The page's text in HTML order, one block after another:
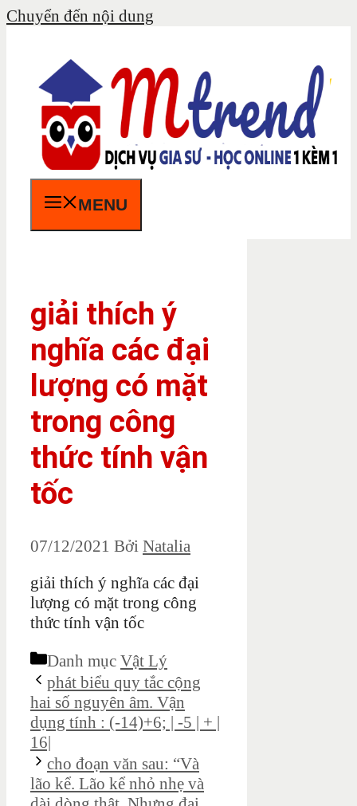
Chuyển đến nội dung
MENU
giải thích ý
nghĩa các đại
lượng có mặt
trong công
thức tính vận
tốc
07/12/2021 Bởi Natalia
giải thích ý nghĩa các đại
lượng có mặt trong công
thức tính vận tốc
Danh mục Vật Lý
phát biểu quy tắc cộng
hai số nguyên âm. Vận
dụng tính : (-14)+6; | -5 | + |
16|
cho đoạn văn sau: “Và
lão kể. Lão kể nhỏ nhẹ và